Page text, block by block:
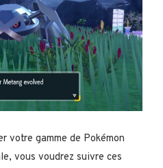
votre gamme de Pokémon
vous voudrez suivre ces